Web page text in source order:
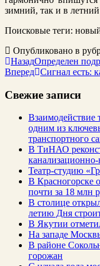
зимний, так и в
Поисковые теги:
Опубликовано в
НазадОпределен
Вперед Сигнал есть:
Свежие записи
Взаимодействие
одним из
транспортного
В ТиНАО
Театр-студию
В Красногорске
почти за 18 млн
В столице
летию Дня
В Якутии
На западе
В районе
горожан